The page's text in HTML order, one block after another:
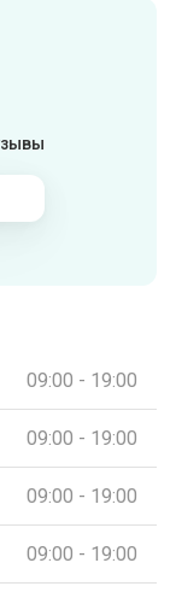
09:00 - 19:00
09:00 - 19:00
09:00 - 19:00
09:00 - 19:00